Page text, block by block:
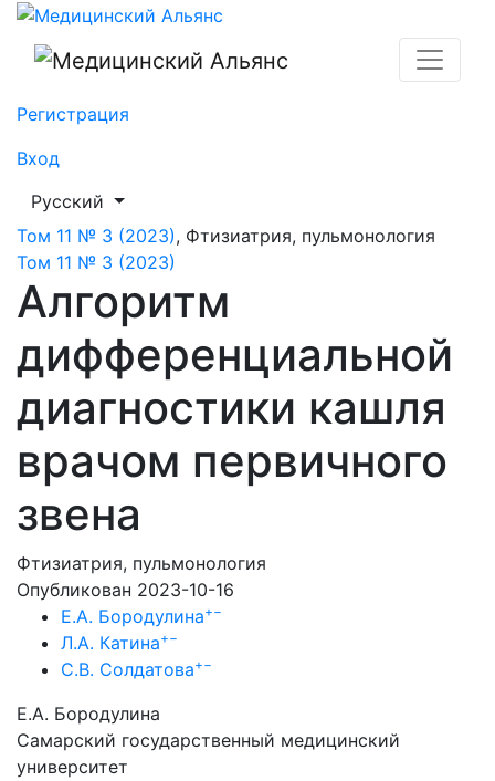
Алгоритм дифференциальной диагностики кашля
Регистрация
Вход
##plugins.themes.healthSciences.language.toggle##
Русский
Том 11 № 3 (2023), Фтизиатрия, пульмонология
Том 11 № 3 (2023)
Алгоритм
дифференциальной
диагностики кашля
врачом первичного
звена
Фтизиатрия, пульмонология
Опубликован 2023-10-16
Е.А. Бородулина+−
Л.А. Катина+−
С.В. Солдатова+−
Е.А. Бородулина
Самарский государственный медицинский
университет